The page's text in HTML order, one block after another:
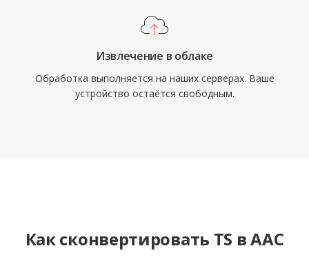
Извлечение в облаке
Обработка выполняется на наших серверах. Ваше
устройство остаётся свободным.
Как сконвертировать TS в AAC